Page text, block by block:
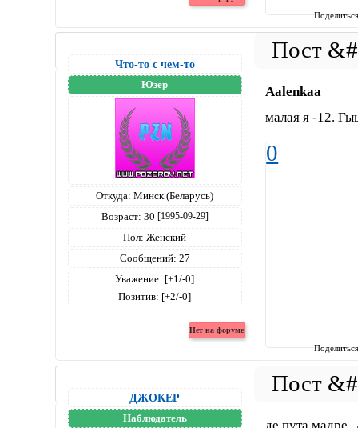
Что-то с чем-то
Юзер
Откуда: Минск (Беларусь)
Возраст: 30 [1995-09-29]
Пол: Женский
Сообщений: 27
Уважение: [+1/-0]
Позитив: [+2/-0]
Aalenkaa
малая я -12.
0
ДЖОКЕР
Наблюдатель де пута мадре